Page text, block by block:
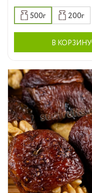
500г 200г
В КОРЗИНУ